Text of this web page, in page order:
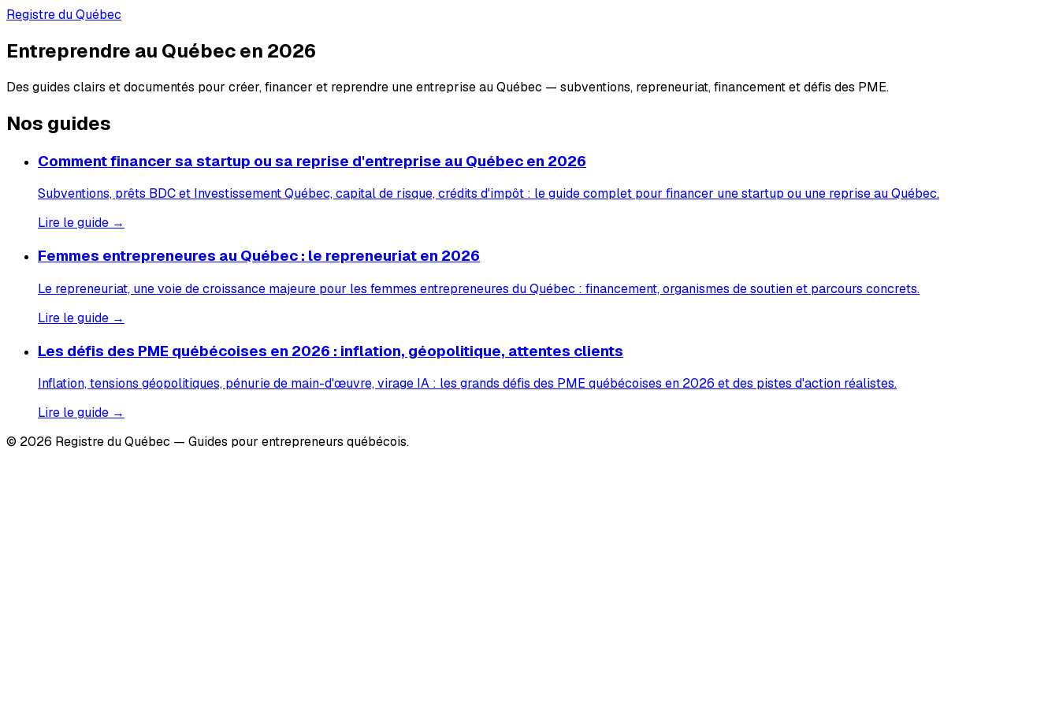
Registre du Québec
Entreprendre au Québec en 2026
Des guides clairs et documentés pour créer, financer et reprendre une entreprise au Québec — subventions, repreneuriat, financement et défis des PME.
Nos guides
Comment financer sa startup ou sa reprise d'entreprise au Québec en 2026
Subventions, prêts BDC et Investissement Québec, capital de risque, crédits d'impôt : le guide complet pour financer une startup ou une reprise au Québec.
Lire le guide →
Femmes entrepreneures au Québec : le repreneuriat en 2026
Le repreneuriat, une voie de croissance majeure pour les femmes entrepreneures du Québec : financement, organismes de soutien et parcours concrets.
Lire le guide →
Les défis des PME québécoises en 2026 : inflation, géopolitique, attentes clients
Inflation, tensions géopolitiques, pénurie de main-d'œuvre, virage IA : les grands défis des PME québécoises en 2026 et des pistes d'action réalistes.
Lire le guide →
© 2026 Registre du Québec — Guides pour entrepreneurs québécois.